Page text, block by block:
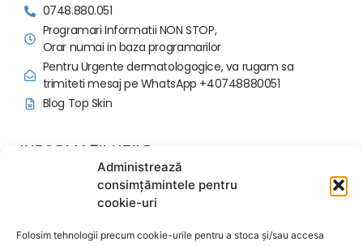
Administrează
consimțămintele pentru
cookie-uri
Folosim tehnologii precum cookie-urile pentru a stoca și/sau accesa
0748.880.051
Programari Informatii NON STOP,
Orar numai in baza programarilor
Pentru Urgente dermatologogice, va rugam sa
trimiteti mesaj pe WhatsApp +40748880051
Blog Top Skin
INFORMAȚII UTILE
Politica programari si avans
Regulament Ordine Interioara
Contactează-ne
Despre noi